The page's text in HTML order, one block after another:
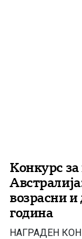
Конкурс
возрасни
година
НАГРАДЕН